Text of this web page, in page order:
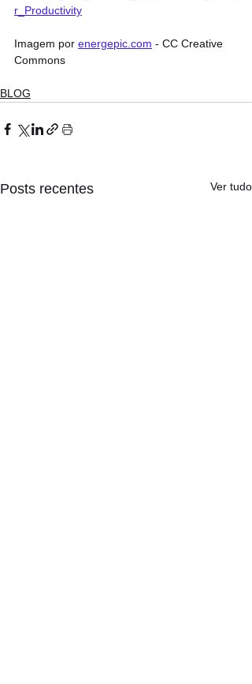
r_Productivity
Imagem por energepic.com - CC Creative
Commons
BLOG
Posts recentes Ver tudo